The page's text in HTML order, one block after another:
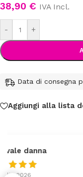
38,90 € IVA Incl.
- +
Data di consegna
Aggiungi alla lista